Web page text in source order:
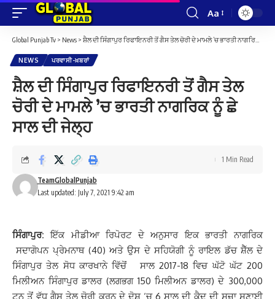
Font
Resizer
Aa
Global Punjab Tv > News > ਸ਼ੈਲ ਦੀ ਸਿੰਗਾਪੁਰ ਰਿਫਾਇਨਰੀ ਤੋਂ ਗੈਸ ਤੇਲ ਚੋਰੀ ਦੇ ਮਾਮਲੇ ’ਚ ਭਾਰਤੀ ਨਾਗਰਿਕ ਨੂੰ ਛੇ ਸਾਲ ਦੀ ਜੇਲ੍ਹ
NEWS ਪਰਵਾਸੀ-ਖ਼ਬਰਾਂ
ਸ਼ੈਲ ਦੀ ਸਿੰਗਾਪੁਰ ਰਿਫਾਇਨਰੀ ਤੋਂ ਗੈਸ ਤੇਲ
ਚੋਰੀ ਦੇ ਮਾਮਲੇ ’ਚ ਭਾਰਤੀ ਨਾਗਰਿਕ ਨੂੰ ਛੇ
ਸਾਲ ਦੀ ਜੇਲ੍ਹ
Last updated: July 7, 2021 9:42 am
TeamGlobalPunjab
1 Min Read
ਸਿੰਗਾਪੁਰ:ਇੱਕ ਮੀਡੀਆ ਰਿਪੋਰਟ ਦੇ ਅਨੁਸਾਰ ਇਕ ਭਾਰਤੀ ਨਾਗਰਿਕ
ਸਦਾਗੋਪਨ ਪ੍ਰੇਮਨਾਥ (40) ਅਤੇ ਉਸ ਦੇ ਸਹਿਯੋਗੀ ਨੂੰ ਰਾਇਲ ਡੱਚ ਸ਼ੈੱਲ ਦੇ
ਸਿੰਗਾਪੁਰ ਤੇਲ ਸੋਧ ਕਾਰਖਾਨੇ ਵਿੱਚੋਂ ਸਾਲ 2017-18 ਵਿਚ ਘੱਟੋ ਘੱਟ 200
ਮਿਲੀਅਨ ਸਿੰਗਾਪੁਰ ਡਾਲਰ (ਲਗਭਗ 150 ਮਿਲੀਅਨ ਡਾਲਰ) ਦੇ 300,000
ਟਨ ਤੋਂ ਵੱਧ ਗੈਸ ਤੇਲ ਚੋਰੀ ਕਰਨ ਦੇ ਦੋਸ਼ ‘ਚ 6 ਸਾਲ ਦੀ ਕੈਦ ਦੀ ਸਜ਼ਾ ਸੁਣਾਈ